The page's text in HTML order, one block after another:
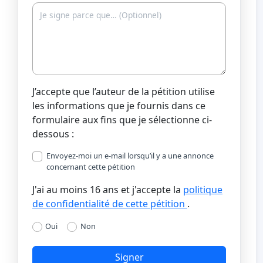
J’accepte que l’auteur de la pétition utilise
les informations que je fournis dans ce
formulaire aux fins que je sélectionne ci-
dessous :
Envoyez-moi un e-mail lorsqu’il y a une annonce
concernant cette pétition
J'ai au moins 16 ans et j'accepte la politique
de confidentialité de cette pétition .
Oui Non
Signer